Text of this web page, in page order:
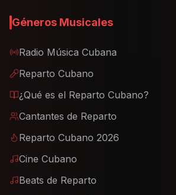
Géneros Musicales
Radio Música Cubana
Reparto Cubano
¿Qué es el Reparto Cubano?
Cantantes de Reparto
Reparto Cubano 2026
Cine Cubano
Beats de Reparto